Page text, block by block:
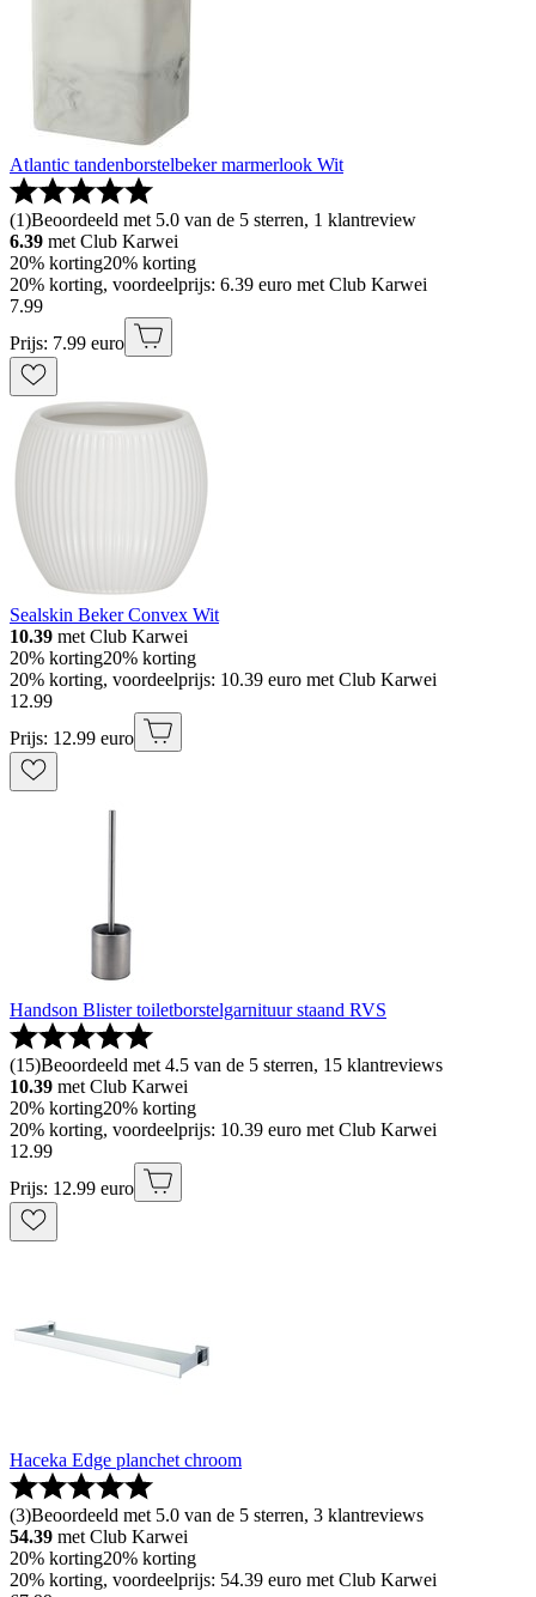
Atlantic tandenborstelbeker marmerlook Wit
(1)Beoordeeld met 5.0 van de 5 sterren, 1 klantreview
6.39 met Club Karwei
20% korting20% korting
20% korting, voordeelprijs: 6.39 euro met Club Karwei
7.99
Prijs: 7.99 euro
Sealskin Beker Convex Wit
10.39 met Club Karwei
20% korting20% korting
20% korting, voordeelprijs: 10.39 euro met Club Karwei
12.99
Prijs: 12.99 euro
Handson Blister toiletborstelgarnituur staand RVS
(15)Beoordeeld met 4.5 van de 5 sterren, 15 klantreviews
10.39 met Club Karwei
20% korting20% korting
20% korting, voordeelprijs: 10.39 euro met Club Karwei
12.99
Prijs: 12.99 euro
Haceka Edge planchet chroom
(3)Beoordeeld met 5.0 van de 5 sterren, 3 klantreviews
54.39 met Club Karwei
20% korting20% korting
20% korting, voordeelprijs: 54.39 euro met Club Karwei